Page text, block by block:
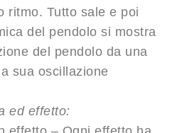
ritmo. Tutto sale e poi
del pendolo si mostra
del pendolo da una
sua oscillazione
ed effetto: